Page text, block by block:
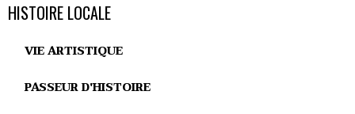
HISTOIRE LOCALE
VIE ARTISTIQUE
PASSEUR D'HISTOIRE